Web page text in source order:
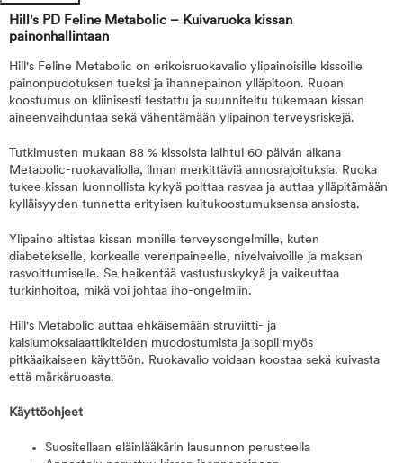
Hill's PD Feline Metabolic – Kuivaruoka kissan
painonhallintaan
Hill's Feline Metabolic on erikoisruokavalio ylipainoisille kissoille
painonpudotuksen tueksi ja ihannepainon ylläpitoon. Ruoan
koostumus on kliinisesti testattu ja suunniteltu tukemaan kissan
aineenvaihduntaa sekä vähentämään ylipainon terveysriskejä.
Tutkimusten mukaan 88 % kissoista laihtui 60 päivän aikana
Metabolic-ruokavaliolla, ilman merkittäviä annosrajoituksia. Ruoka
tukee kissan luonnollista kykyä polttaa rasvaa ja auttaa ylläpitämään
kylläisyyden tunnetta erityisen kuitukoostumuksensa ansiosta.
Ylipaino altistaa kissan monille terveysongelmille, kuten
diabetekselle, korkealle verenpaineelle, nivelvaivoille ja maksan
rasvoittumiselle. Se heikentää vastustuskykyä ja vaikeuttaa
turkinhoitoa, mikä voi johtaa iho-ongelmiin.
Hill's Metabolic auttaa ehkäisemään struviitti- ja
kalsiumoksalaattikiteiden muodostumista ja sopii myös
pitkäaikaiseen käyttöön. Ruokavalio voidaan koostaa sekä kuivasta
että märkäruoasta.
Käyttöohjeet
Suositellaan eläinlääkärin lausunnon perusteella